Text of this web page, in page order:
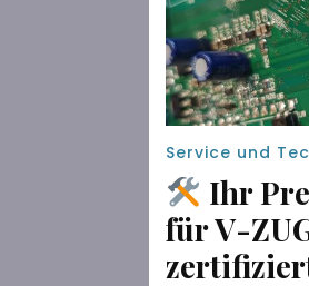
Service und
Ihr
für V-